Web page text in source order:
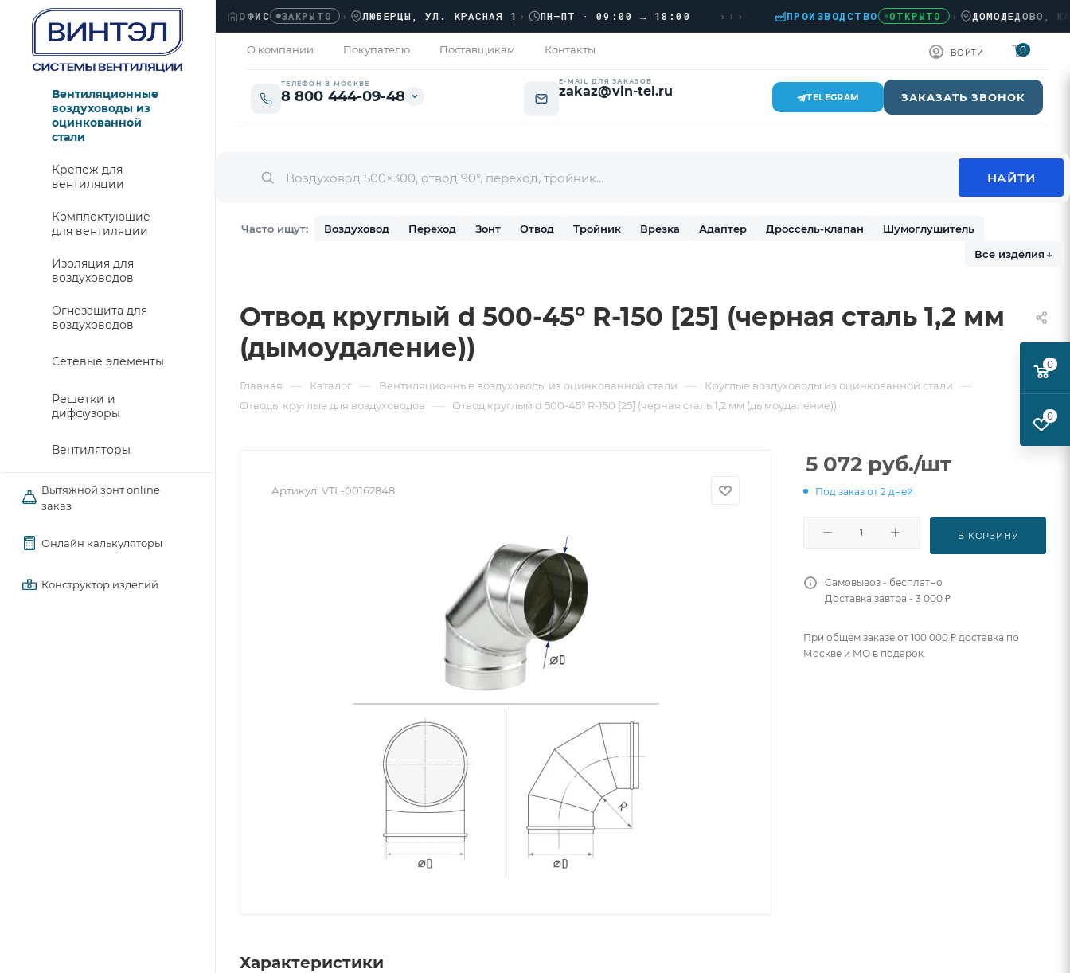
ОФИС ЗАКРЫТО › ЛЮБЕРЦЫ, УЛ. КРАСНАЯ 1› ПН–ПТ · 09:00 → 18:00 ››› ПРОИЗВОДСТВО ОТКРЫТО › ДОМОДЕДОВО,
О компании Покупателю Поставщикам Контакты ВОЙТИ 0
ТЕЛЕФОН В МОСКВЕ
8 800 444-09-48
E-MAIL ДЛЯ ЗАКАЗОВ
zakaz@vin-tel.ru TELEGRAM ЗАКАЗАТЬ ЗВОНОК
Часто ищут: Воздуховод Переход Зонт Отвод Тройник Врезка Адаптер Дроссель-клапан
Шумоглушитель
Все изделия ↓
Вентиляционные
воздуховоды из
оцинкованной
стали
Крепеж для
вентиляции
Комплектующие
для вентиляции
Изоляция для
воздуховодов
Огнезащита для
воздуховодов
Сетевые элементы
Решетки и
диффузоры
Вентиляторы
Вытяжной зонт online
заказ
Онлайн калькуляторы
Конструктор изделий
Отвод круглый d 500-45° R-150 [25] (черная сталь 1,2 мм
(дымоудаление))
Главная — Каталог — Вентиляционные воздуховоды из оцинкованной стали — Круглые воздуховоды из оцинкованной стали —
Отводы круглые для воздуховодов — Отвод круглый d 500-45° R-150 [25] (черная сталь 1,2 мм (дымоудаление))
Артикул: VTL-00162848
Характеристики
5 072 руб./шт
Под заказ от 2 дней
В КОРЗИНУ
Самовывоз - бесплатно
Доставка завтра - 3 000 ₽
При общем заказе от 100 000 ₽ доставка по
Москве и МО в подарок.
0
0